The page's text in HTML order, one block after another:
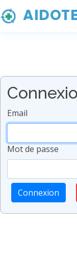
Email
Mot de passe
Connexion